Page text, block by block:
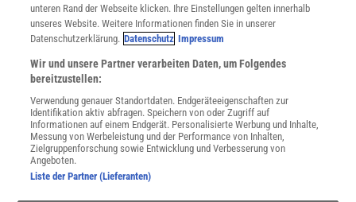
Alle Artikel
Impressum
Angebote für Schulen
Angebote für Institutionen
Sprachen lernen mit Gymglish
Lexika
Für Spektrum schreiben
Zugänglichkeitserklärung
WEBSEITEN
unteren Rand der Webseite klicken. Ihre Einstellungen gelten innerhalb
unseres Website. Weitere Informationen finden Sie in unserer
Datenschutzerklärung. Datenschutz Impressum
Wir und unsere Partner verarbeiten Daten, um Folgendes
bereitzustellen:
Verwendung genauer Standortdaten. Endgeräteeigenschaften zur
Identifikation aktiv abfragen. Speichern von oder Zugriff auf
Informationen auf einem Endgerät. Personalisierte Werbung und Inhalte,
Messung von Werbeleistung und der Performance von Inhalten,
Zielgruppenforschung sowie Entwicklung und Verbesserung von
Angeboten.
Liste der Partner (Lieferanten)